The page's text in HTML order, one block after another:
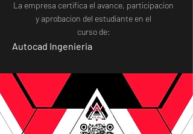
La empresa certifica el avance, participacion
y aprobacion del estudiante en el
curso de:
Autocad Ingenieria